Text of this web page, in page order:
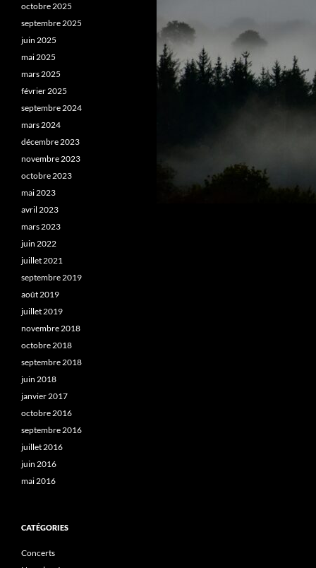
octobre 2025
septembre 2025
juin 2025
mai 2025
mars 2025
février 2025
septembre 2024
mars 2024
décembre 2023
novembre 2023
octobre 2023
mai 2023
avril 2023
mars 2023
juin 2022
juillet 2021
septembre 2019
août 2019
juillet 2019
novembre 2018
octobre 2018
septembre 2018
juin 2018
janvier 2017
octobre 2016
septembre 2016
juillet 2016
juin 2016
mai 2016
CATÉGORIES
Concerts